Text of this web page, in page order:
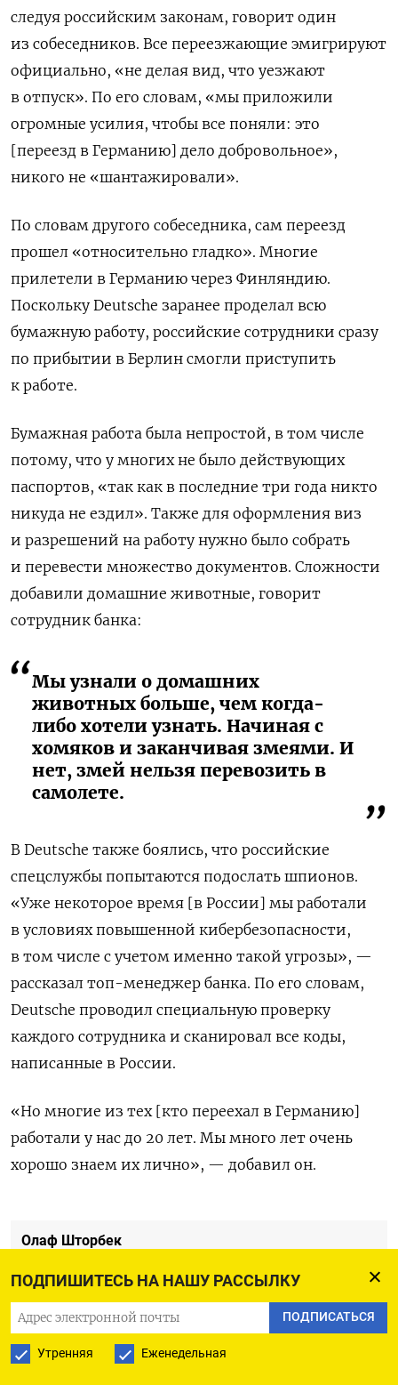
ПОДПИШИТЕСЬ НА НАШУ РАССЫЛКУ
ПОДПИСАТЬСЯ
Утренняя Еженедельная
следуя российским законам, говорит один
из собеседников. Все переезжающие эмигрируют
официально, «не делая вид, что уезжают
в отпуск». По его словам, «мы приложили
огромные усилия, чтобы все поняли: это
[переезд в Германию] дело добровольное»,
никого не «шантажировали».
По словам другого собеседника, сам переезд
прошел «относительно гладко». Многие
прилетели в Германию через Финляндию.
Поскольку Deutsche заранее проделал всю
бумажную работу, российские сотрудники сразу
по прибытии в Берлин смогли приступить
к работе.
Бумажная работа была непростой, в том числе
потому, что у многих не было действующих
паспортов, «так как в последние три года никто
никуда не ездил». Также для оформления виз
и разрешений на работу нужно было собрать
и перевести множество документов. Сложности
добавили домашние животные, говорит
сотрудник банка:
Мы узнали о домашних
животных больше, чем когда-
либо хотели узнать. Начиная с
хомяков и заканчивая змеями. И
нет, змей нельзя перевозить в
самолете.
В Deutsche также боялись, что российские
спецслужбы попытаются подослать шпионов.
«Уже некоторое время [в России] мы работали
в условиях повышенной кибербезопасности,
в том числе с учетом именно такой угрозы», —
рассказал топ-менеджер банка. По его словам,
Deutsche проводил специальную проверку
каждого сотрудника и сканировал все коды,
написанные в России.
«Но многие из тех [кто переехал в Германию]
работали у нас до 20 лет. Мы много лет очень
хорошо знаем их лично», — добавил он.
Олаф Шторбек
Стивен Моррис
ПОДПИСАТЬСЯ НА ТЕЛЕГРАМ